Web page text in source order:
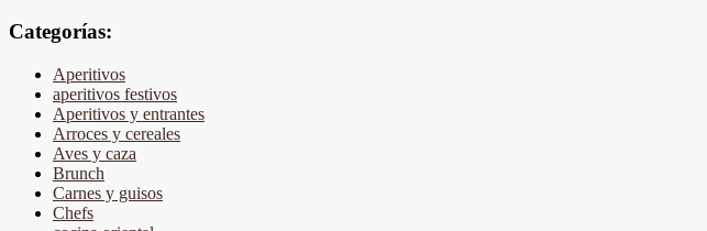
Categorías:
Aperitivos
aperitivos festivos
Aperitivos y entrantes
Arroces y cereales
Aves y caza
Brunch
Carnes y guisos
Chefs